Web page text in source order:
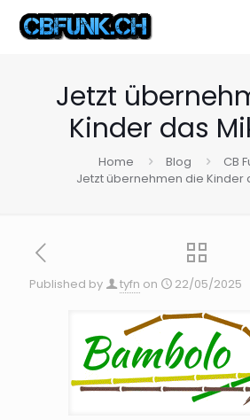
Jetzt
Kinder das
Home Blog
CB
Jetzt übernehmen die Kinder
Published by tyfn on 22/05/2025